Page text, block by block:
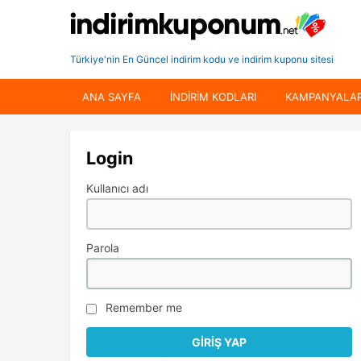
Türkiye'nin En Güncel indirim kodu ve indirim kuponu sitesi
ANA SAYFA INDIRIM KODLARI
Login
Kullanıcı adı
Parola
Remember me